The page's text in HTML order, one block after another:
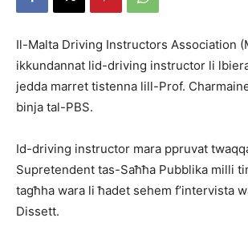
Il-Malta Driving Instructors Association
ikkundannat lid-driving instructor li
jedda marret tistenna lill-Prof.
binja tal-PBS.
Id-driving instructor mara ppruvat
Supretendent tas-Saħħa Pubblika milli
tagħha wara li ħadet sehem f’intervista
Dissett.